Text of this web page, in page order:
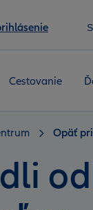
Cestovanie
Opäť